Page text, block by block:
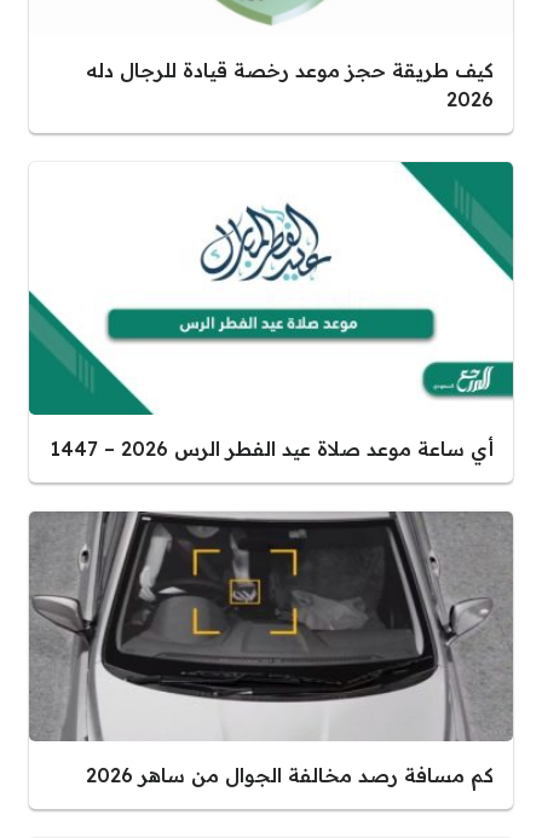
كيف طريقة حجز موعد رخصة قيادة للرجال دله
2026
أي ساعة موعد صلاة عيد الفطر الرس 2026 – 1447
كم مسافة رصد مخالفة الجوال من ساهر 2026